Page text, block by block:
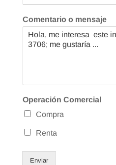
Comentario o mensaje
Operación Comercial
Compra
Renta
Enviar